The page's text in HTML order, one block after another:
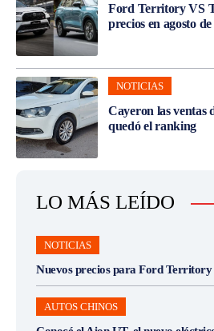
Ford Territory VS
precios en agosto
NOTICIAS
Cayeron las ventas
quedó el ranking
LO MÁS LEÍDO
NOTICIAS
Nuevos precios para Ford Territory
AUTOS CHINOS